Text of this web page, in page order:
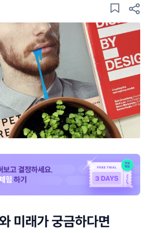
미래가 궁금하다면